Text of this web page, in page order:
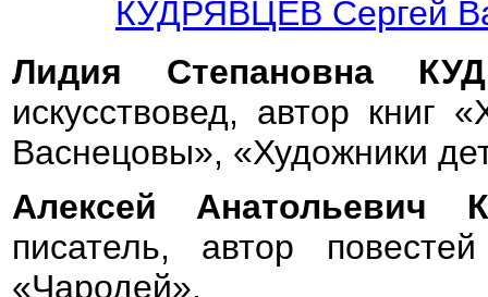
КУДРЯВЦЕВ Сергей
Лидия Степановна
искусствовед, автор книг
Васнецовы», «Художники
Алексей
писатель, автор
«Чародей».